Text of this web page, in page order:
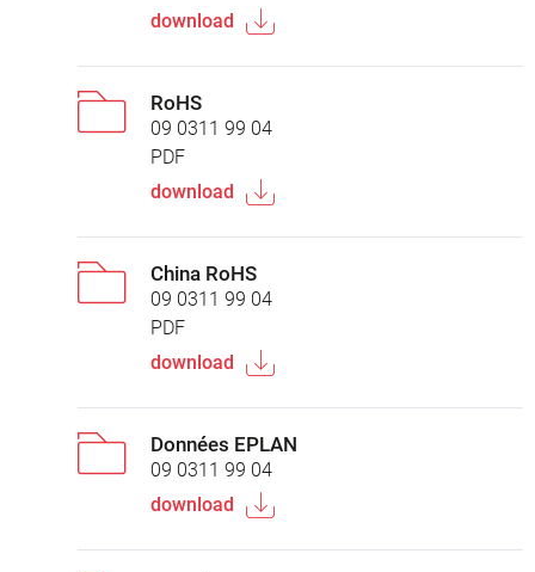
download
RoHS
09 0311 99 04
PDF
download
China RoHS
09 0311 99 04
PDF
download
Données EPLAN
09 0311 99 04
download